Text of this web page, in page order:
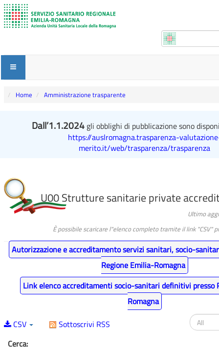
Home Amministrazione trasparente
Dall’1.1.2024 gli obblighi di pubblicazione sono
https://auslromagna.trasparenza-
merito.it/web/trasparenza/trasparenza
U00 Strutture sanitarie private
Ultimo
È possibile scaricare l"elenco completo tramite il link "CSV"
Autorizzazione e accreditamento servizi sanitari, socio-
Regione Emilia-Romagna
Link elenco accreditamenti socio-sanitari definitivi presso
Romagna
CSV
Sottoscrivi RSS
Cerca: